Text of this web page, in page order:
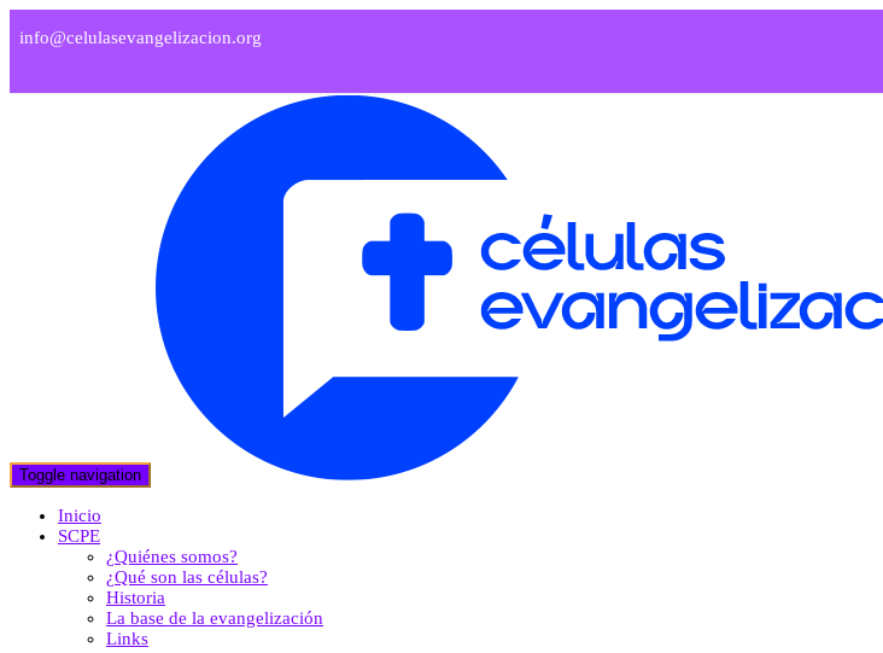
info@celulasevangelizacion.org
Toggle navigation
Inicio
SCPE
¿Quiénes somos?
¿Qué son las células?
Historia
La base de la evangelización
Links